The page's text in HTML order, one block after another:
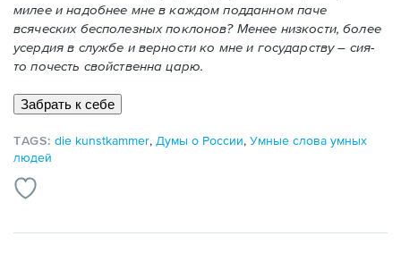
милее и надобнее мне в каждом подданном паче
всяческих бесполезных поклонов? Менее низкости, более
усердия в службе и верности ко мне и государству – сия-
то почесть свойственна царю.
TAGS:die kunstkammer, Думы о России,Умные слова умных
людей